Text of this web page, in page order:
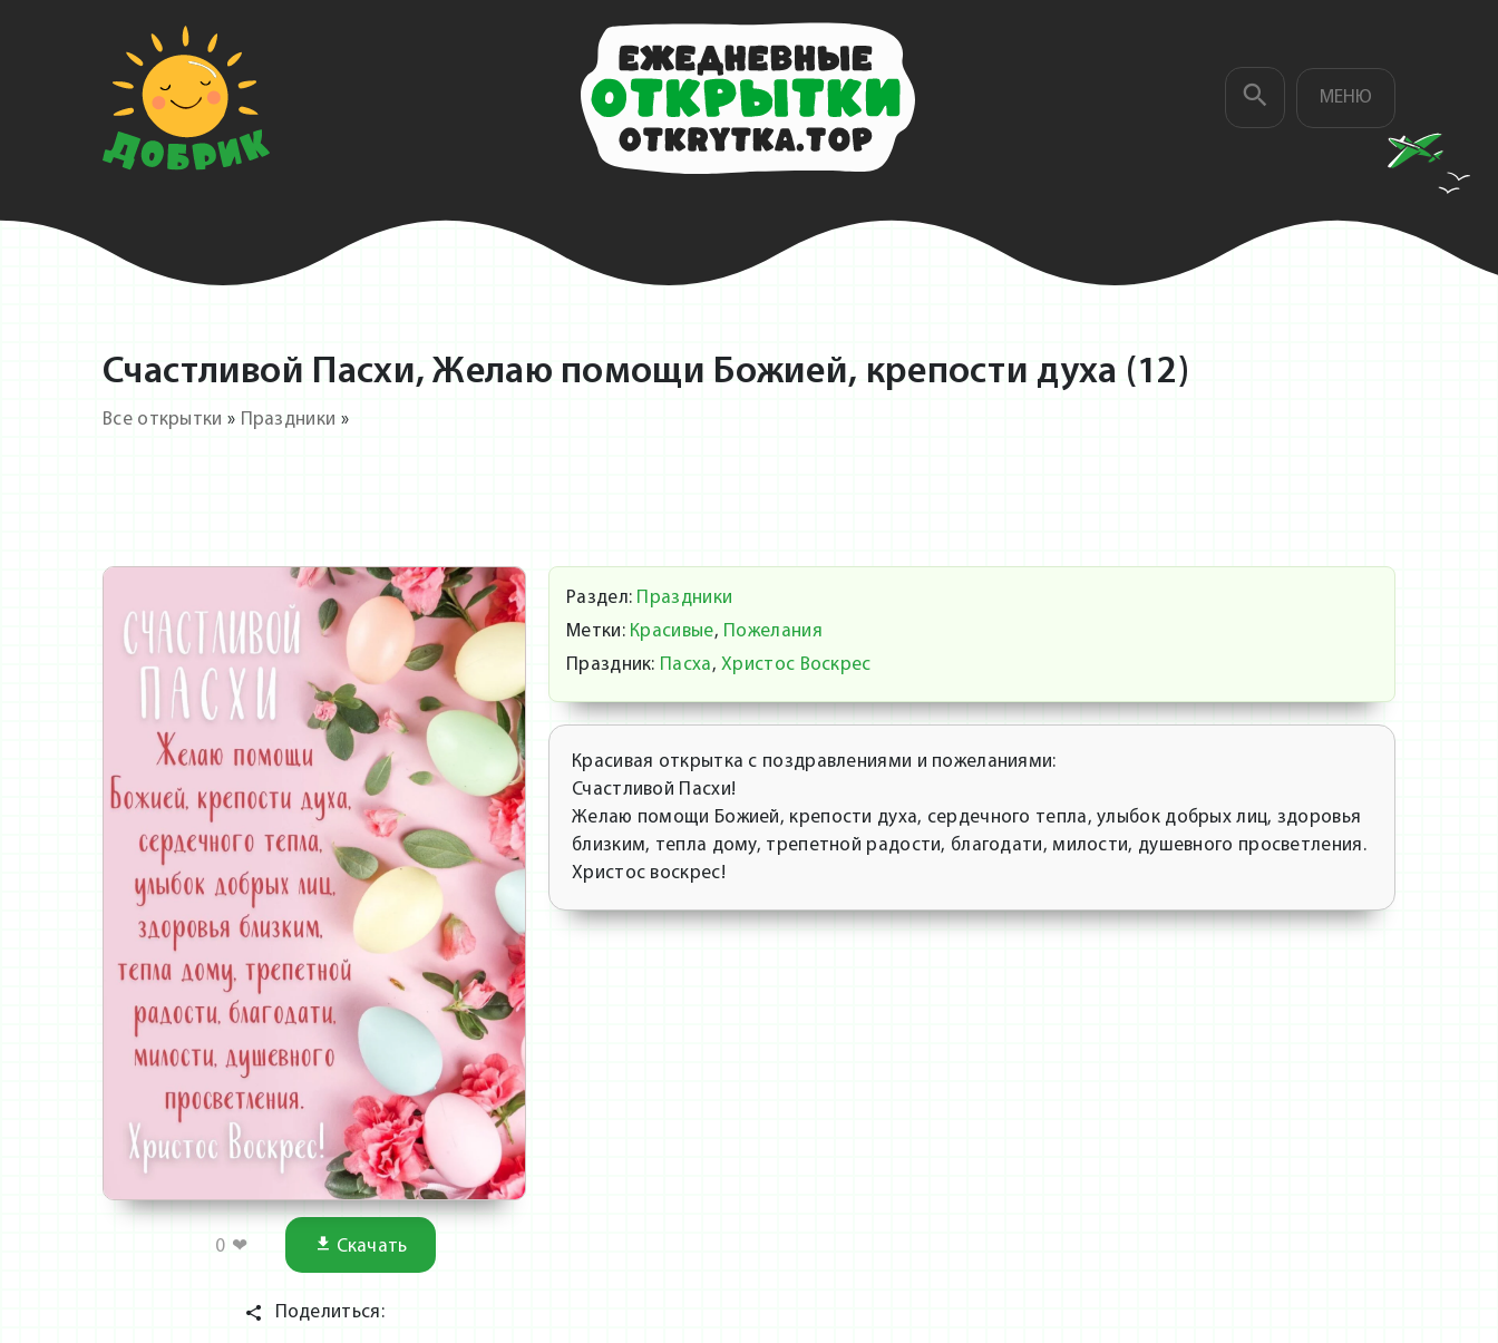
МЕНЮ
Счастливой Пасхи, Желаю помощи Божией, крепости духа (12)
Все открытки » Праздники »
0 ❤ Скачать
Поделиться:
Раздел: Праздники
Метки: Красивые, Пожелания
Праздник: Пасха,Христос Воскрес
Красивая открытка с поздравлениями и пожеланиями:
Счастливой Пасхи!
Желаю помощи Божией, крепости духа, сердечного тепла, улыбок добрых лиц, здоровья
близким, тепла дому, трепетной радости, благодати, милости, душевного просветления.
Христос воскрес!